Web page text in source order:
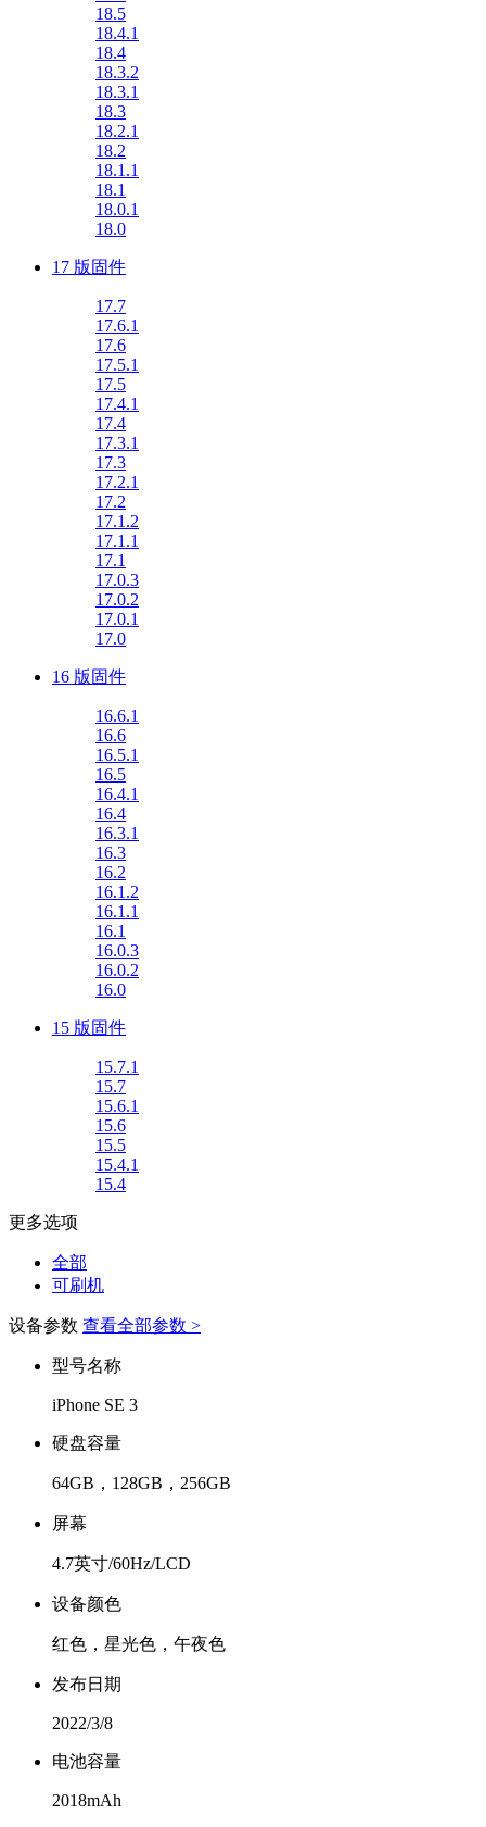
18.5
18.4.1
18.4
18.3.2
18.3.1
18.3
18.2.1
18.2
18.1.1
18.1
18.0.1
18.0
17 版固件
17.7
17.6.1
17.6
17.5.1
17.5
17.4.1
17.4
17.3.1
17.3
17.2.1
17.2
17.1.2
17.1.1
17.1
17.0.3
17.0.2
17.0.1
17.0
16 版固件
16.6.1
16.6
16.5.1
16.5
16.4.1
16.4
16.3.1
16.3
16.2
16.1.2
16.1.1
16.1
16.0.3
16.0.2
16.0
15 版固件
15.7.1
15.7
15.6.1
15.6
15.5
15.4.1
15.4
更多选项
全部
可刷机
设备参数 查看全部参数 >
型号名称
iPhone SE 3
硬盘容量
64GB，128GB，256GB
屏幕
4.7英寸/60Hz/LCD
设备颜色
红色，星光色，午夜色
发布日期
2022/3/8
电池容量
2018mAh